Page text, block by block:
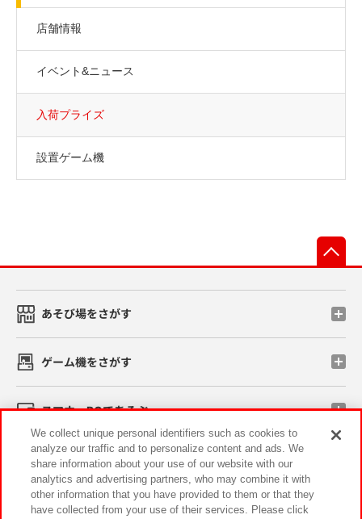
店舗情報
イベント&ニュース
入荷プライズ
設置ゲーム機
あそび場をさがす
ゲーム機をさがす
スマホ・PCであそぶ
イベント・キャンペーン
We collect unique personal identifiers such as cookies to
analyze our traffic and to personalize content and ads. We
share information about your use of our website with our
analytics and advertising partners, who may combine it with
other information that you have provided to them or that they
have collected from your use of their services. Please click